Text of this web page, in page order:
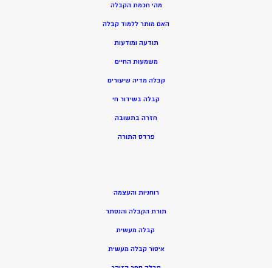
מהי חכמת הקבלה
האם מותר ללמוד קבלה
תודעה ומודעות
משמעות החיים
קבלה מדיה שיעורים
קבלה בשידור חי
חזרה בתשובה
פרדס התורה
רוחניות והעצמה
תורת הקבלה והנסתר
קבלה מעשית
איסור קבלה מעשית